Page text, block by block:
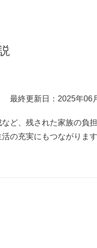
最終更新日：2025年06
ど、残された家族の負
の充実にもつながりま